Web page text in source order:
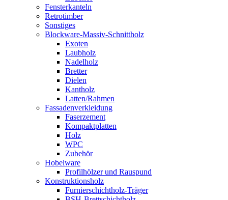
Fensterkanteln
Retrotimber
Sonstiges
Blockware-Massiv-Schnittholz
Exoten
Laubholz
Nadelholz
Bretter
Dielen
Kantholz
Latten/Rahmen
Fassadenverkleidung
Faserzement
Kompaktplatten
Holz
WPC
Zubehör
Hobelware
Profilhölzer und Rauspund
Konstruktionsholz
Furnierschichtholz-Träger